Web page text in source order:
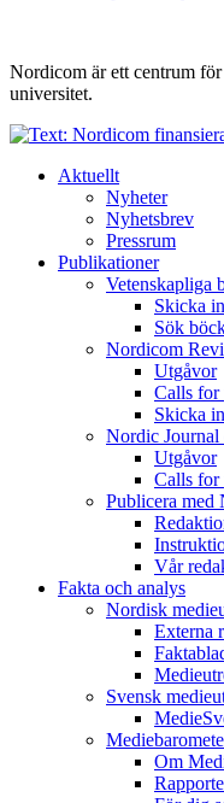
Nordicom är ett centrum
universitet.
Aktuellt
Nyheter
Nyhetsbrev
Pressrum
Publikationer
Vetenskapliga
Skicka
Sök
Nordicom
Utgåvor
Calls for
Skicka
Nordic Journal
Utgåvor
Calls for
Publicera med
Vår
Fakta och analys
Nordisk
Externa
Svensk
Om